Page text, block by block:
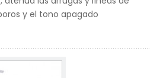
y el tono apagado